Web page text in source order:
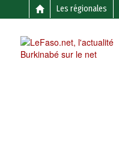
Les régionales